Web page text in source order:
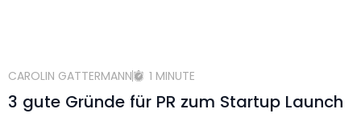
CAROLIN GATTERMANN 1 MINUTE
3 gute Gründe für PR zum Startup Launch